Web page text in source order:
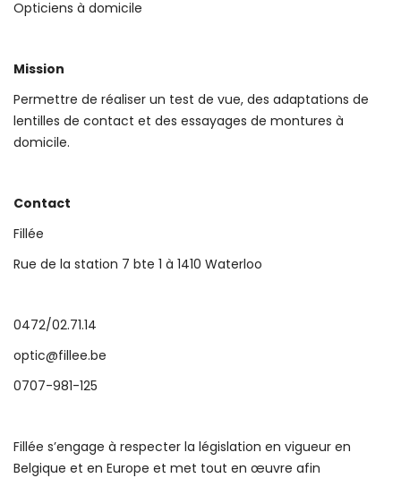
Opticiens à domicile
Mission
Permettre de réaliser un test de vue, des adaptations de
lentilles de contact et des essayages de montures à
domicile.
Contact
Fillée
Rue de la station 7 bte 1 à 1410 Waterloo
0472/02.71.14
optic@fillee.be
0707-981-125
Fillée s’engage à respecter la législation en vigueur en
Belgique et en Europe et met tout en œuvre afin